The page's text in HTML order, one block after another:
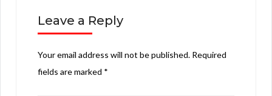
Leave a Reply
Your email address will not be published. Required
fields are marked *